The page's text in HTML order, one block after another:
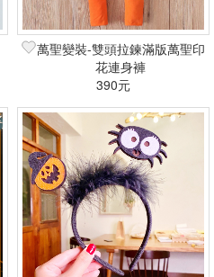
萬聖變裝-雙頭拉鍊滿版萬聖印
花連身褲
390元